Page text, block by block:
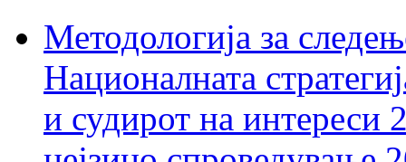
Методологија за
Националната
и судирот на интереси